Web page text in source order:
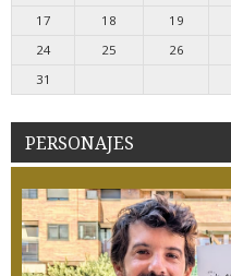
17
18 19
24
25 26
31
PERSONAJES